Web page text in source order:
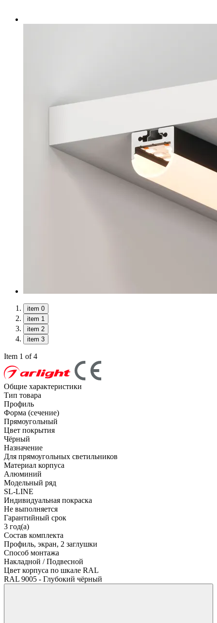
item 0
item 1
item 2
item 3
Item 1 of 4
Общие характеристики
Тип товара
Профиль
Форма (сечение)
Прямоугольный
Цвет покрытия
Чёрный
Назначение
Для прямоугольных светильников
Материал корпуса
Алюминий
Модельный ряд
SL-LINE
Индивидуальная покраска
Не выполняется
Гарантийный срок
3 год(а)
Состав комплекта
Профиль, экран, 2 заглушки
Способ монтажа
Накладной / Подвесной
Цвет корпуса по шкале RAL
RAL 9005 - Глубокий чёрный